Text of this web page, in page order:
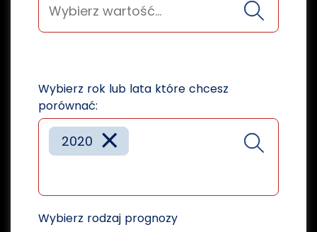
Wybierz rok lub lata które chcesz
porównać:
×
2020
Wybierz rodzaj prognozy